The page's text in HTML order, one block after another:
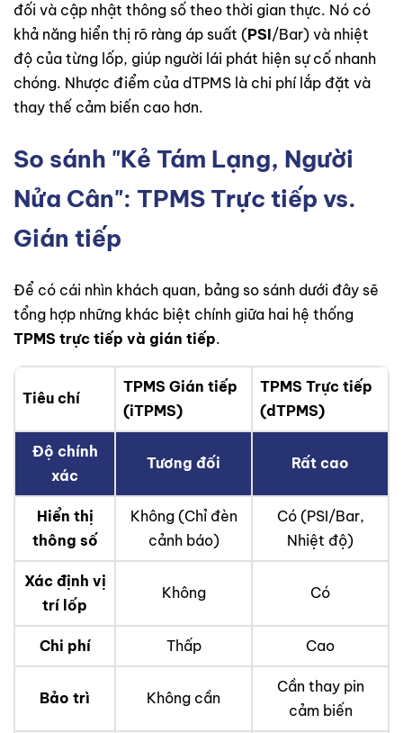
đối và cập nhật thông số theo thời gian thực. Nó có
khả năng hiển thị rõ ràng áp suất (PSI/Bar) và nhiệt
độ của từng lốp, giúp người lái phát hiện sự cố nhanh
chóng. Nhược điểm của dTPMS là chi phí lắp đặt và
thay thế cảm biến cao hơn.
So sánh "Kẻ Tám Lạng, Người
Nửa Cân": TPMS Trực tiếp vs.
Gián tiếp
Để có cái nhìn khách quan, bảng so sánh dưới đây sẽ
tổng hợp những khác biệt chính giữa hai hệ thống
TPMS trực tiếp và gián tiếp.
Tiêu chí
TPMS Gián tiếp
(iTPMS)
TPMS Trực tiếp
(dTPMS)
Độ chính
xác
Tương đối Rất cao
Hiển thị
thông số
Không (Chỉ đèn
cảnh báo)
Có (PSI/Bar,
Nhiệt độ)
Xác định vị
trí lốp
Không Có
Chi phí Thấp Cao
Bảo trì Không cần
Cần thay pin
cảm biến